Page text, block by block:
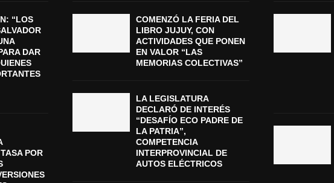
“LOS
DAR
POR
COMENZÓ LA FERIA DEL
LIBRO JUJUY, CON
ACTIVIDADES QUE PONEN
EN VALOR “LAS
MEMORIAS COLECTIVAS”
LA LEGISLATURA
DECLARÓ DE INTERÉS
“DESAFÍO ECO PADRE DE
LA PATRIA”,
COMPETENCIA
INTERPROVINCIAL DE
AUTOS ELÉCTRICOS